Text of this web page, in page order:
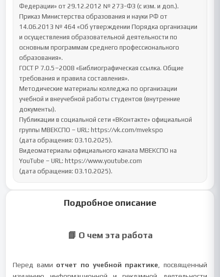
Федерации» от 29.12.2012 № 273-ФЗ (с изм. и доп.).
Приказ Министерства образования и науки РФ от
14.06.2013 № 464 «Об утверждении Порядка организации
и осуществления образовательной деятельности по
основным программам среднего профессионального
образования».
ГОСТ Р 7.0.5–2008 «Библиографическая ссылка. Общие
требования и правила составления».
Методические материалы колледжа по организации
учебной и внеучебной работы студентов (внутренние
документы).
Публикации в социальной сети «ВКонтакте» официальной
группы МВЕКСПО – URL: https://vk.com/mvekspo
(дата обращения: 03.10.2025).
Видеоматериалы официального канала МВЕКСПО на
YouTube – URL: https://www.youtube.com
(дата обращения: 03.10.2025).
Подробное описание
📘 О чем эта работа
Перед вами отчет по учебной практике , посвященный